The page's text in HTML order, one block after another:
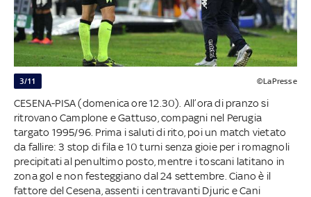
3/11 ©LaPresse
CESENA-PISA (domenica ore 12.30). All’ora di pranzo si
ritrovano Camplone e Gattuso, compagni nel Perugia
targato 1995/96. Prima i saluti di rito, poi un match vietato
da fallire: 3 stop di fila e 10 turni senza gioie per i romagnoli
precipitati al penultimo posto, mentre i toscani latitano in
zona gol e non festeggiano dal 24 settembre. Ciano è il
fattore del Cesena, assenti i centravanti Djuric e Cani